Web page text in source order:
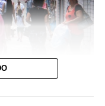
ágil. Na prática,
em curso, o pleito
consegue delimitar
novos postos,